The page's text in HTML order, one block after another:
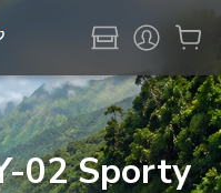
02 Sporty